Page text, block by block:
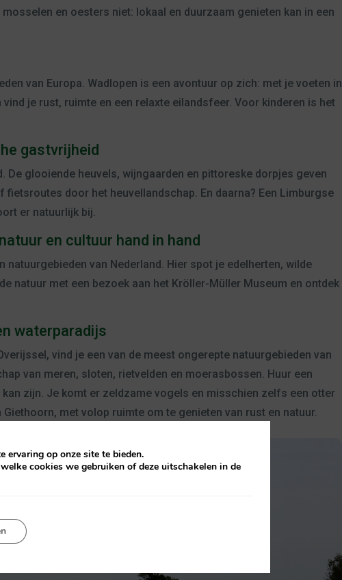
en oesters niet: lokaal en duurzaam genieten kan in een
van Europa. Wadlopen is een avontuur op zich: met je voeten in
je rust, ruimte en een relaxte eilandsfeer. Voor kinderen is het
gastvrijheid
De glooiende heuvels, wijngaarden en pittoreske dorpjes geven
door het heuvellandschap. En daarna? Een Limburgse
er natuurlijk bij.
en cultuur hand in hand
van Nederland. Hier spot je edelherten, wilde
natuur met een bezoek aan het Kröller-Müller Museum en ontdek
waterparadijs
vind je een van de meest ongerepte natuurgebieden van
van meren, sloten, rietvelden en moerasbossen. Huur een
zijn. Je komt er zeldzame vogels en misschien zelfs een otter
met volop ruimte om te genieten van rust en natuur.
ervaring op onze site te bieden.
cookies we gebruiken of deze uitschakelen in de